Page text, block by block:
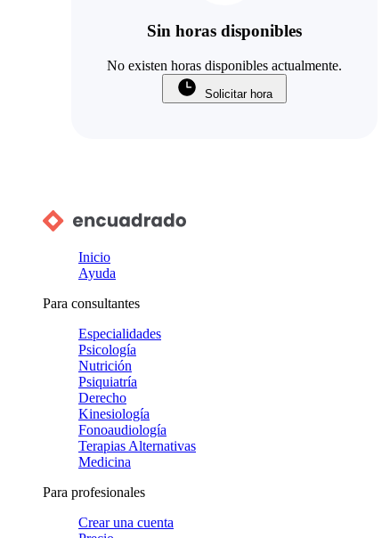
Sin horas disponibles
No existen horas disponibles actualmente.
Solicitar hora
Inicio
Ayuda
Para consultantes
Especialidades
Psicología
Nutrición
Psiquiatría
Derecho
Kinesiología
Fonoaudiología
Terapias Alternativas
Medicina
Para profesionales
Crear una cuenta